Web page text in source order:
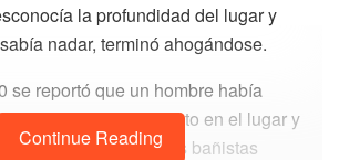
la profundidad del lugar y
nadar, terminó ahogándose.
se reportó que un hombre había
para tomarse un foto en el lugar y
por lo que los otros bañistas
Continue Reading